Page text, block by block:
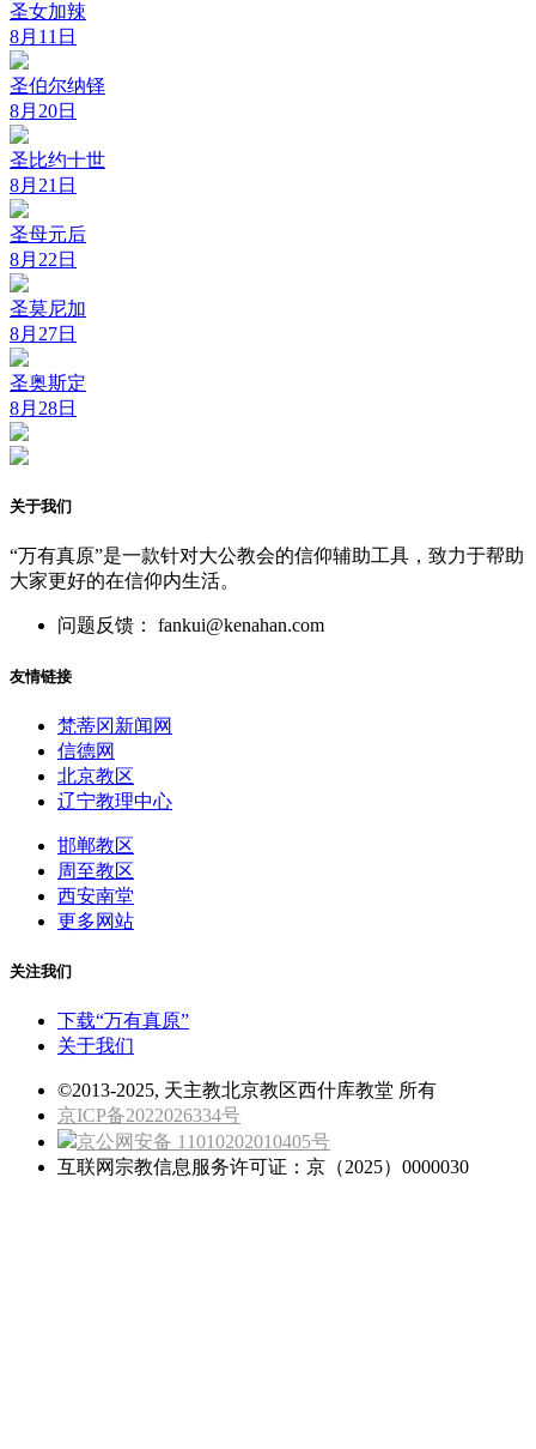
圣女加辣
8月11日
圣伯尔纳铎
8月20日
圣比约十世
8月21日
圣母元后
8月22日
圣莫尼加
8月27日
圣奥斯定
8月28日
关于我们
“万有真原”是一款针对大公教会的信仰辅助工具，致力于帮助
大家更好的在信仰内生活。
问题反馈： fankui@kenahan.com
友情链接
梵蒂冈新闻网
信德网
北京教区
辽宁教理中心
邯郸教区
周至教区
西安南堂
更多网站
关注我们
下载“万有真原”
关于我们
©2013-2025, 天主教北京教区西什库教堂 所有
京ICP备2022026334号
京公网安备 11010202010405号
互联网宗教信息服务许可证：京（2025）0000030